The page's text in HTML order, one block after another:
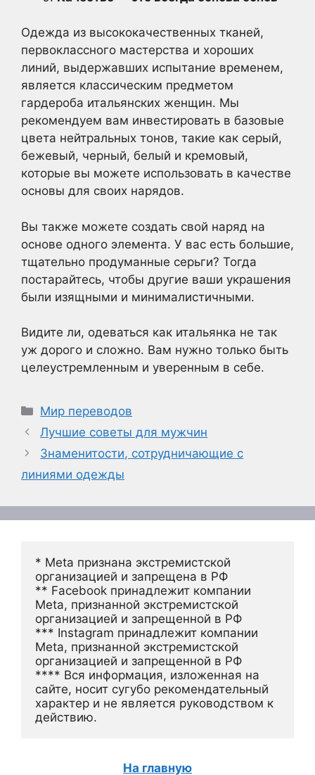
Одежда из высококачественных тканей,
первоклассного мастерства и хороших
линий, выдержавших испытание временем,
является классическим предметом
гардероба итальянских женщин. Мы
рекомендуем вам инвестировать в базовые
цвета нейтральных тонов, такие как серый,
бежевый, черный, белый и кремовый,
которые вы можете использовать в качестве
основы для своих нарядов.
Вы также можете создать свой наряд на
основе одного элемента. У вас есть большие,
тщательно продуманные серьги? Тогда
постарайтесь, чтобы другие ваши украшения
были изящными и минималистичными.
Видите ли, одеваться как итальянка не так
уж дорого и сложно. Вам нужно только быть
целеустремленным и уверенным в себе.
Рубрики
Мир переводов
Лучшие советы для мужчин
Знаменитости, сотрудничающие с
линиями одежды
* Meta признана экстремистской
организацией и запрещена в РФ
** Facebook принадлежит компании
Meta, признанной экстремистской
организацией и запрещенной в РФ
*** Instagram принадлежит компании
Meta, признанной экстремистской
организацией и запрещенной в РФ
**** Вся информация, изложенная на
сайте, носит сугубо рекомендательный
характер и не является руководством к
действию.
На главную